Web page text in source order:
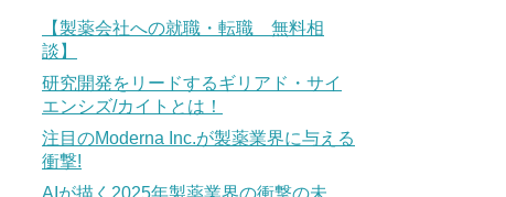
【製薬会社への就職・転職 無料相
談】
研究開発をリードするギリアド・サイ
エンシズ/カイトとは！
注目のModerna Inc.が製薬業界に与える
衝撃!